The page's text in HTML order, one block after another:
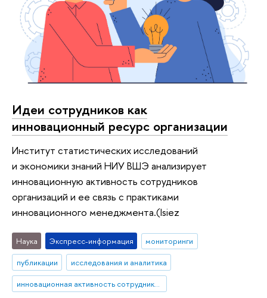
Идеи сотрудников как
инновационный ресурс организации
Институт статистических исследований
и экономики знаний НИУ ВШЭ анализирует
инновационную активность сотрудников
организаций и ее связь с практиками
инновационного менеджмента.(Isiez
Наука Экспресс-информация
мониторинги
публикации
исследования и аналитика
инновационная активность сотрудников